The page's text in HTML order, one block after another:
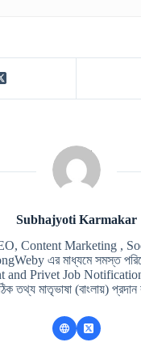
Subhajyoti Karmakar
Content Marketing ,
এর মাধ্যমে সমস্ত
Privet Job
তথ্য মাতৃভাষা (বাংলায়)